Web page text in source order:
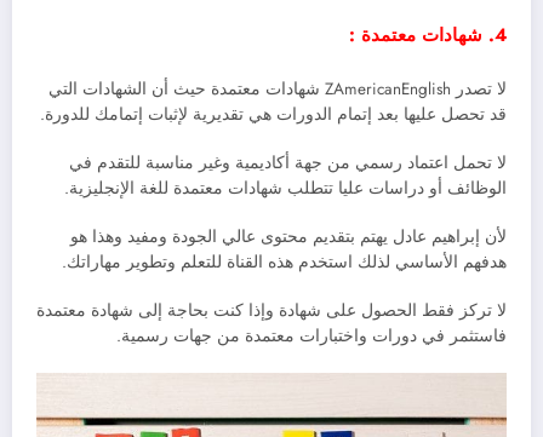
4. شهادات معتمدة :
لا تصدر ZAmericanEnglish شهادات معتمدة حيث أن الشهادات التي
قد تحصل عليها بعد إتمام الدورات هي تقديرية لإثبات إتمامك للدورة.
لا تحمل اعتماد رسمي من جهة أكاديمية وغير مناسبة للتقدم في
الوظائف أو دراسات عليا تتطلب شهادات معتمدة للغة الإنجليزية.
لأن إبراهيم عادل يهتم بتقديم محتوى عالي الجودة ومفيد وهذا هو
هدفهم الأساسي لذلك استخدم هذه القناة للتعلم وتطوير مهاراتك.
لا تركز فقط الحصول على شهادة وإذا كنت بحاجة إلى شهادة معتمدة
فاستثمر في دورات واختبارات معتمدة من جهات رسمية.